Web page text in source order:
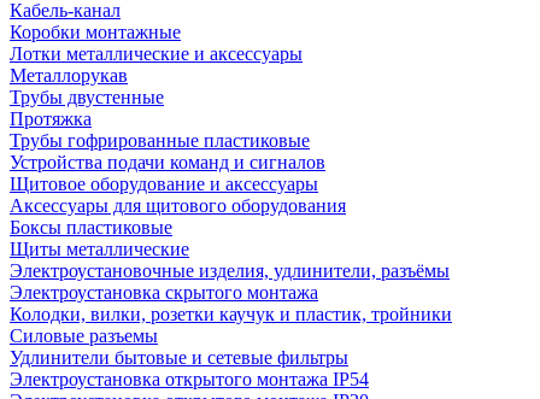
Кабель-канал
Коробки монтажные
Лотки металлические и аксессуары
Металлорукав
Трубы двустенные
Протяжка
Трубы гофрированные пластиковые
Устройства подачи команд и сигналов
Щитовое оборудование и аксессуары
Аксессуары для щитового оборудования
Боксы пластиковые
Щиты металлические
Электроустановочные изделия, удлинители, разъёмы
Электроустановка скрытого монтажа
Колодки, вилки, розетки каучук и пластик, тройники
Силовые разъемы
Удлинители бытовые и сетевые фильтры
Электроустановка открытого монтажа IP54